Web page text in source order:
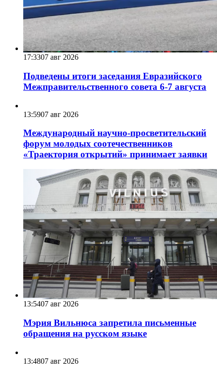
17:3307 авг 2026
Подведены итоги заседания Евразийского
Межправительственного совета 6-7 августа
13:5907 авг 2026
Международный научно-просветительский
форум молодых соотечественников
«Траектория открытий» принимает заявки
13:5407 авг 2026
Мэрия Вильнюса запретила письменные
обращения на русском языке
13:4807 авг 2026